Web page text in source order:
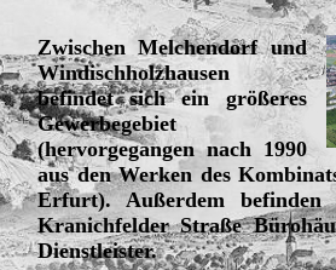
Zwischen Melchendorf und
Windischholzhausen
befindet sich ein größeres
Gewerbegebiet
(hervorgegangen nach 1990
aus den Werken des
Erfurt). Außerdem befinden
Kranichfelder Straße
Dienstleister.